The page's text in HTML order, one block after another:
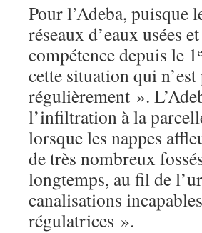
Pour l’Adeba, puisque
réseaux d’eaux usées
compétence depuis le 1
cette situation qui
régulièrement ».
l’infiltration à la
lorsque les nappes
de très nombreux
longtemps, au fil de
canalisations
régulatrices ».